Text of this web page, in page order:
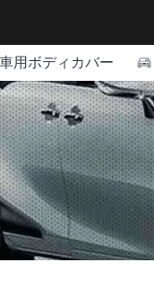
車用ボディカバー